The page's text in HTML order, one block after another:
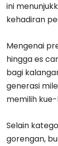
ini
kehadiran
​Mengenai
hingga es
bagi
generasi
memilih
Selain
gorengan,